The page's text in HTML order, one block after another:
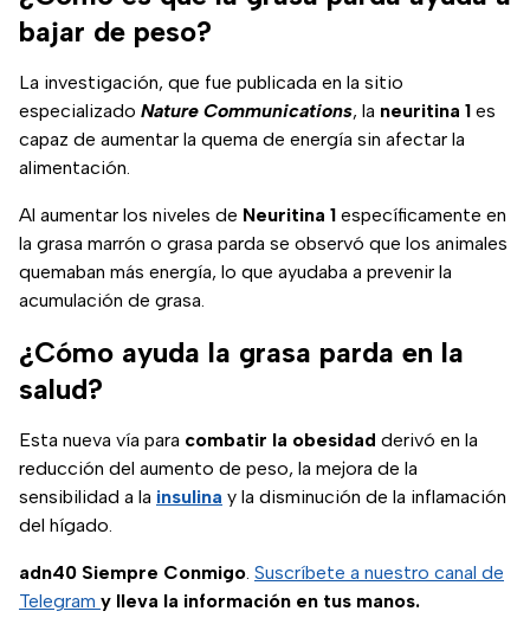
de cómo funciona.
bajar de peso?
La investigación, que fue publicada en la sitio
especializado Nature Communications, la neuritina 1 es
capaz de aumentar la quema de energía sin afectar la
alimentación.
Al aumentar los niveles de Neuritina 1 específicamente en
la grasa marrón o grasa parda se observó que los animales
quemaban más energía, lo que ayudaba a prevenir la
acumulación de grasa.
¿Cómo ayuda la grasa parda en la
salud?
Esta nueva vía para combatir la obesidad derivó en la
reducción del aumento de peso, la mejora de la
sensibilidad a la insulina y la disminución de la inflamación
del hígado.
adn40 Siempre Conmigo. Suscríbete a nuestro canal de
Telegram y lleva la información en tus manos.